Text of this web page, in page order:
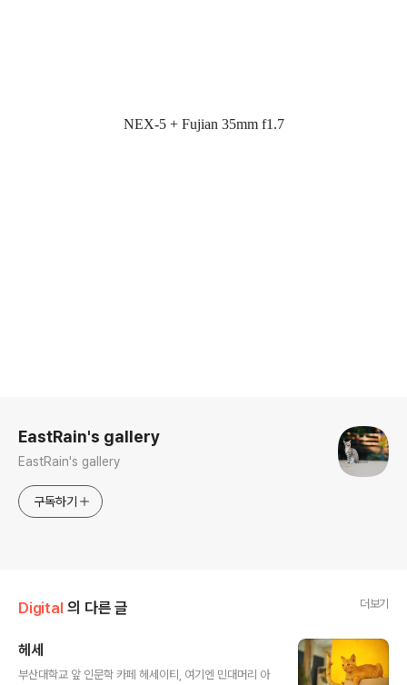
NEX-5 + Fujian 35mm f1.7
EastRain's gallery
EastRain's gallery
구독하기
Digital 의 다른 글 더보기
헤세
부산대학교 앞 인문학 카페 헤세이티, 여기엔 민대머리 아